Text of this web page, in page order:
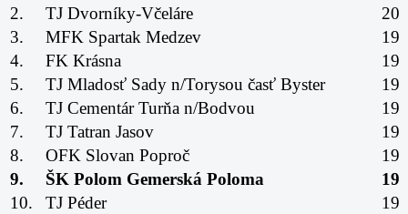
2.
TJ Dvorníky-Včeláre
20
3.
MFK Spartak Medzev
19
4.
FK Krásna
19
5.
TJ Mladosť Sady n/Torysou časť Byster
19
6.
TJ Cementár Turňa n/Bodvou
19
7.
TJ Tatran Jasov
19
8.
OFK Slovan Poproč
19
9.
ŠK Polom Gemerská Poloma
19
10.
TJ Péder
19